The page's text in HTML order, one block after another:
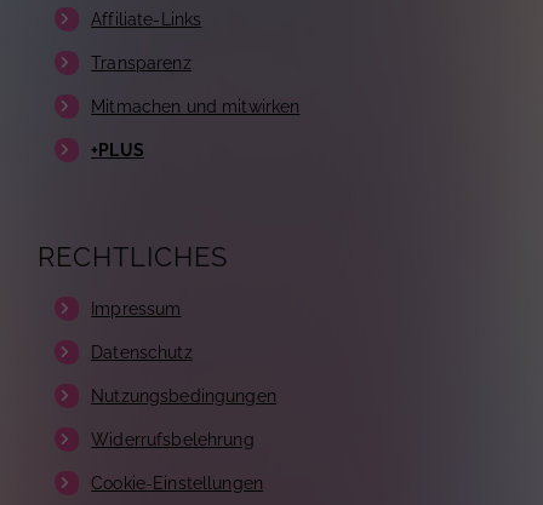
Affiliate-Links
Transparenz
Mitmachen und mitwirken
+PLUS
RECHTLICHES
Impressum
Datenschutz
Nutzungsbedingungen
Widerrufsbelehrung
Cookie-Einstellungen